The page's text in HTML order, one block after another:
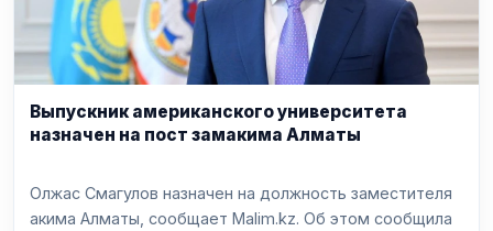
Выпускник американского университета
назначен на пост замакима Алматы
Олжас Смагулов назначен на должность заместителя
акима Алматы, сообщает Malim.kz. Об этом сообщила